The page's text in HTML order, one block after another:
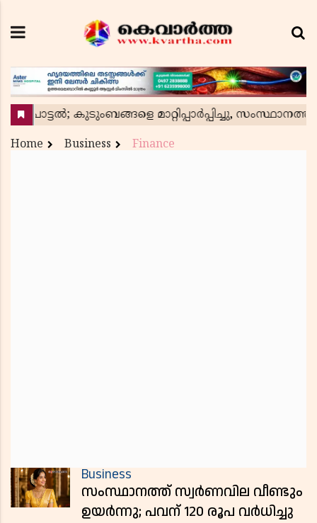
Home Business Finance
Business
സംസ്ഥാനത്ത് സ്വര്‍ണവില വീണ്ടും
ഉയർന്നു; പവന് 120 രൂപ വര്‍ധിച്ചു